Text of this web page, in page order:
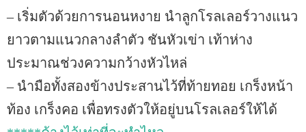
– เริ่มตัวด้วยการนอนหงาย นำลูกโรลเลอร์วางแนว
ยาวตามแนวกลางลำตัว ชันหัวเข่า เท้าห่าง
ประมาณช่วงความกว้างหัวไหล่
– นำมือทั้งสองข้างประสานไว้ที่ท้ายทอย เกร็งหน้า
ท้อง เกร็งคอ เพื่อทรงตัวให้อยู่บนโรลเลอร์ให้ได้